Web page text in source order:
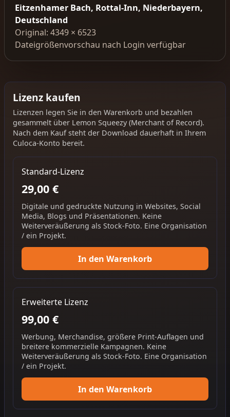
Eitzenhamer Bach, Rottal-Inn, Niederbayern,
Deutschland
Original: 4349 × 6523
Dateigrößenvorschau nach Login verfügbar
Lizenz kaufen
Lizenzen legen Sie in den Warenkorb und bezahlen
gesammelt über Lemon Squeezy (Merchant of Record).
Nach dem Kauf steht der Download dauerhaft in Ihrem
Culoca-Konto bereit.
Standard-Lizenz
29,00 €
Digitale und gedruckte Nutzung in Websites, Social
Media, Blogs und Präsentationen. Keine
Weiterveräußerung als Stock-Foto. Eine Organisation
/ ein Projekt.
In den Warenkorb
Erweiterte Lizenz
99,00 €
Werbung, Merchandise, größere Print-Auflagen und
breitere kommerzielle Kampagnen. Keine
Weiterveräußerung als Stock-Foto. Eine Organisation
/ ein Projekt.
In den Warenkorb